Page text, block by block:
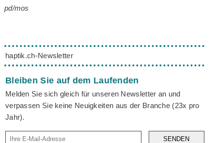
pd/mos
haptik.ch-Newsletter
Bleiben Sie auf dem Laufenden
Melden Sie sich gleich für unseren Newsletter an und
verpassen Sie keine Neuigkeiten aus der Branche (23x pro
Jahr).
SENDEN